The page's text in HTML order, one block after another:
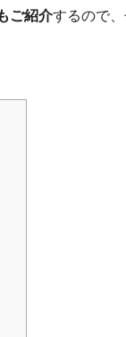
ご紹介するので